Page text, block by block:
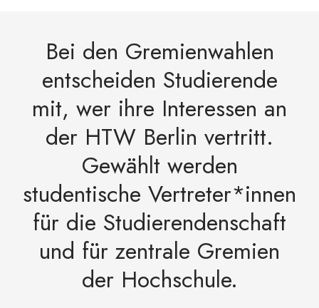
Bei den Gremienwahlen
entscheiden Studierende
mit, wer ihre Interessen an
der HTW Berlin vertritt.
Gewählt werden
studentische Vertreter*innen
für die Studierendenschaft
und für zentrale Gremien
der Hochschule.